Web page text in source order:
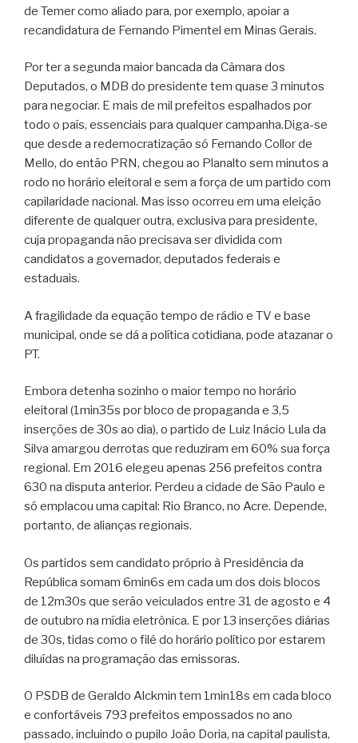
de Temer como aliado para, por exemplo, apoiar a
recandidatura de Fernando Pimentel em Minas Gerais.
Por ter a segunda maior bancada da Câmara dos
Deputados, o MDB do presidente tem quase 3 minutos
para negociar. E mais de mil prefeitos espalhados por
todo o país, essenciais para qualquer campanha.Diga-se
que desde a redemocratização só Fernando Collor de
Mello, do então PRN, chegou ao Planalto sem minutos a
rodo no horário eleitoral e sem a força de um partido com
capilaridade nacional. Mas isso ocorreu em uma eleição
diferente de qualquer outra, exclusiva para presidente,
cuja propaganda não precisava ser dividida com
candidatos a governador, deputados federais e
estaduais.
A fragilidade da equação tempo de rádio e TV e base
municipal, onde se dá a política cotidiana, pode atazanar o
PT.
Embora detenha sozinho o maior tempo no horário
eleitoral (1min35s por bloco de propaganda e 3,5
inserções de 30s ao dia), o partido de Luiz Inácio Lula da
Silva amargou derrotas que reduziram em 60% sua força
regional. Em 2016 elegeu apenas 256 prefeitos contra
630 na disputa anterior. Perdeu a cidade de São Paulo e
só emplacou uma capital: Rio Branco, no Acre. Depende,
portanto, de alianças regionais.
Os partidos sem candidato próprio à Presidência da
República somam 6min6s em cada um dos dois blocos
de 12m30s que serão veiculados entre 31 de agosto e 4
de outubro na mídia eletrônica. E por 13 inserções diárias
de 30s, tidas como o filé do horário político por estarem
diluídas na programação das emissoras.
O PSDB de Geraldo Alckmin tem 1min18s em cada bloco
e confortáveis 793 prefeitos empossados no ano
passado, incluindo o pupilo João Doria, na capital paulista,